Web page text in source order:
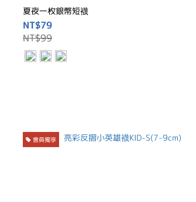
夏夜一枚銀幣短襪
NT$79
NT$99
會員獨享